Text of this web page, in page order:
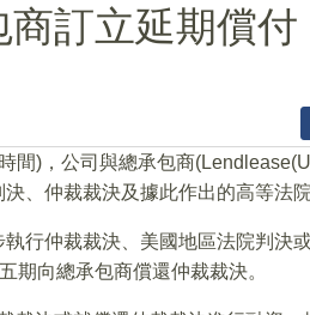
訂立延期償付
間)，公司與總承包商
、仲裁裁決及據此作出的高等法院
行仲裁裁決、美國地區法院判決
期向總承包商償還仲裁裁決。